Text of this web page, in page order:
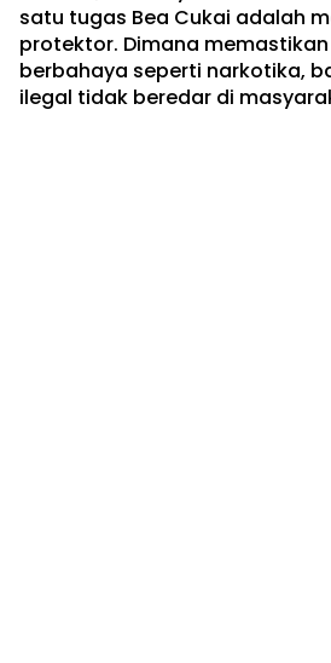
satu tugas Bea Cukai adalah
protektor. Dimana
berbahaya seperti narkotika,
ilegal tidak beredar di